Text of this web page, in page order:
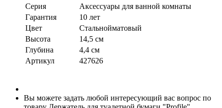
Серия
Аксессуары для ванной комнаты
Гарантия
10 лет
Цвет
Стальнойматовый
Высота
14,5 см
Глубина
4,4 см
Артикул
427626
Вы можете задать любой интересующий вас вопрос по